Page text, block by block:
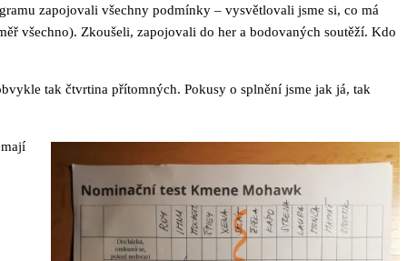
zapojovali všechny podmínky – vysvětlovali jsme si, co má
všechno). Zkoušeli, zapojovali do her a bodovaných soutěží. Kdo
tak čtvrtina přítomných. Pokusy o splnění jsme jak já, tak